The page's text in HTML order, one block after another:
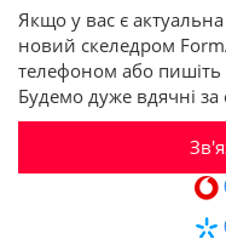
Якщо у вас є
новий скеледром
телефоном або
Будемо дуже вдячні за